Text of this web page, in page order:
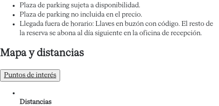
Plaza de parking sujeta a disponibilidad.
Plaza de parking no incluida en el precio.
Llegada fuera de horario: Llaves en buzón con código. El resto de
la reserva se abona al día siguiente en la oficina de recepción.
Mapa y distancias
Puntos de interés
Distancias